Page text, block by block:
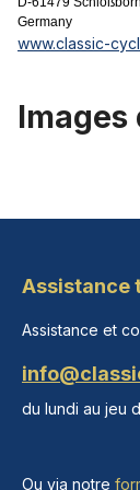
Germany
www.classic-
Images
Assistance
Assistance et
du lundi au jeu
Ou via notre